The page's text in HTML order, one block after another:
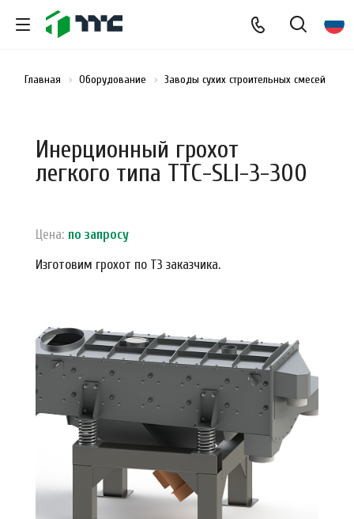
Главная Оборудование Заводы сухих строительных смесей
Инерционный грохот
легкого типа ТТС-SLI-3-300
Цена: по запросу
Изготовим грохот по ТЗ заказчика.